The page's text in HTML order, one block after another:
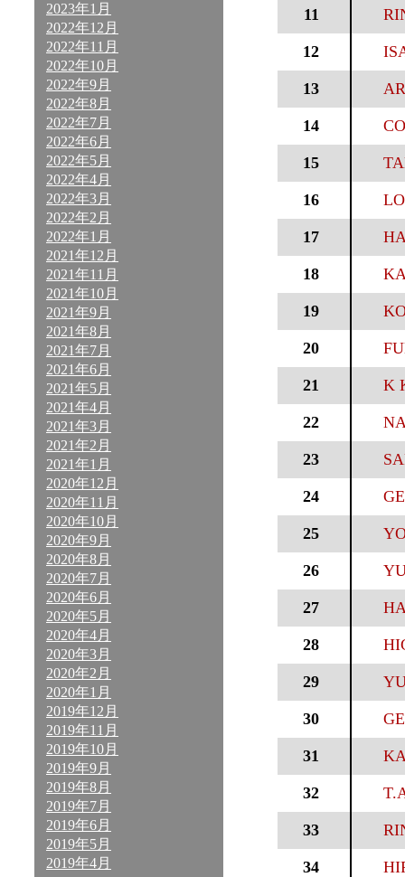
2023年1月
2022年12月
2022年11月
2022年10月
2022年9月
2022年8月
2022年7月
2022年6月
2022年5月
2022年4月
2022年3月
2022年2月
2022年1月
2021年12月
2021年11月
2021年10月
2021年9月
2021年8月
2021年7月
2021年6月
2021年5月
2021年4月
2021年3月
2021年2月
2021年1月
2020年12月
2020年11月
2020年10月
2020年9月
2020年8月
2020年7月
2020年6月
2020年5月
2020年4月
2020年3月
2020年2月
2020年1月
2019年12月
2019年11月
2019年10月
2019年9月
2019年8月
2019年7月
2019年6月
2019年5月
2019年4月
11
12
13
14
15
16
17
18
19
20
21 K
22
23
24
25
26
27
28
29
30
31
32
33
34